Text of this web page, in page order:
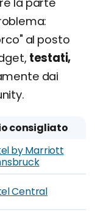
al posto
testati,
dai
consigliato
by Marriott
Central